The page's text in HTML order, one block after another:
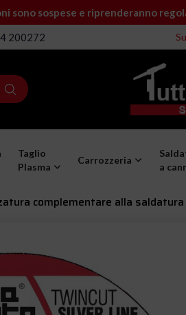
sono sospese e riprenderanno
200272
Taglio
Plasma
Carrozzeria
a
complementare alla saldatura